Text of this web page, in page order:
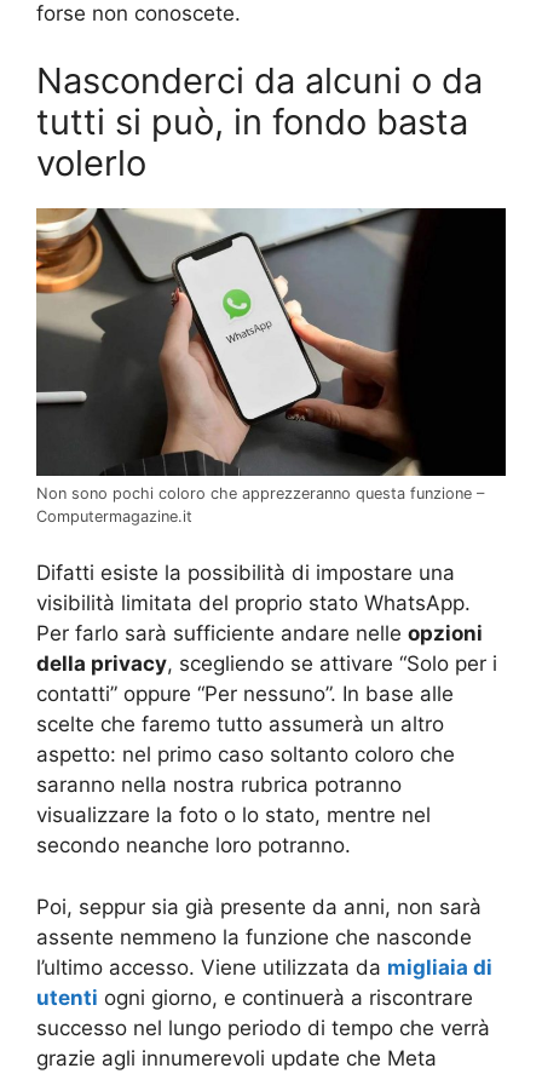
forse non conoscete.
Nasconderci da alcuni o da
tutti si può, in fondo basta
volerlo
Non sono pochi coloro che apprezzeranno questa funzione –
Computermagazine.it
Difatti esiste la possibilità di impostare una
visibilità limitata del proprio stato WhatsApp.
Per farlo sarà sufficiente andare nelle opzioni
della privacy, scegliendo se attivare “Solo per i
contatti” oppure “Per nessuno”. In base alle
scelte che faremo tutto assumerà un altro
aspetto: nel primo caso soltanto coloro che
saranno nella nostra rubrica potranno
visualizzare la foto o lo stato, mentre nel
secondo neanche loro potranno.
Poi, seppur sia già presente da anni, non sarà
assente nemmeno la funzione che nasconde
l’ultimo accesso. Viene utilizzata da migliaia di
utenti ogni giorno, e continuerà a riscontrare
successo nel lungo periodo di tempo che verrà
grazie agli innumerevoli update che Meta